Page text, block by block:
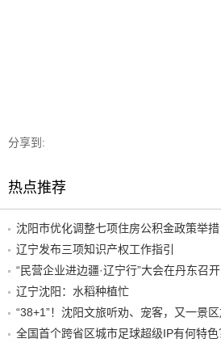
分享到:
热点推荐
沈阳市优化调整七项住房公积金政策举措
辽宁发布三项知识产权工作指引
“民营企业进边疆·辽宁行”大会在丹东召开
辽宁沈阳：水稻种植忙